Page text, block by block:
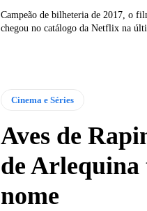
Campeão de bilheteria de 2017, o
chegou no catálogo da Netflix na
Cinema e Séries
Aves de
de Arlequina
nome